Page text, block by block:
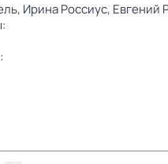
Ирина Россиус, Евгений